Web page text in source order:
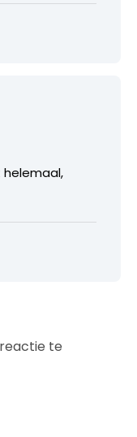
helemaal,
te